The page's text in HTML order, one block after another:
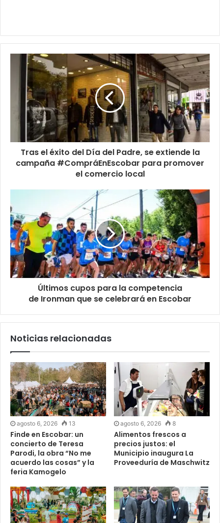
Tras el éxito del Día del Padre, se extiende la
campaña #CompráEnEscobar para promover
el comercio local
Últimos cupos para la competencia
de Ironman que se celebrará en Escobar
Noticias relacionadas
agosto 6, 2026 13
Finde en Escobar: un
concierto de Teresa
Parodi, la obra “No me
acuerdo las cosas” y la
feria Kamogelo
agosto 6, 2026 8
Alimentos frescos a
precios justos: el
Municipio inaugura La
Proveeduría de Maschwitz